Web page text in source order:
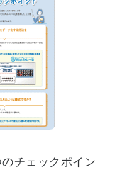
チェックポイン